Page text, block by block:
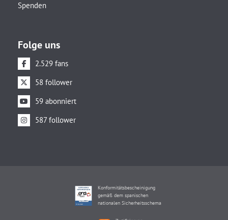
Spenden
Folge uns
2.529 fans
58 follower
59 abonniert
587 follower
Konformitätsbescheinigung
gemäß dem spanischen
nationalen Sicherheitsschema